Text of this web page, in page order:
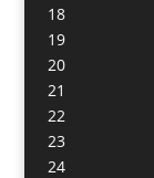
18
19
20
21
22
23
24